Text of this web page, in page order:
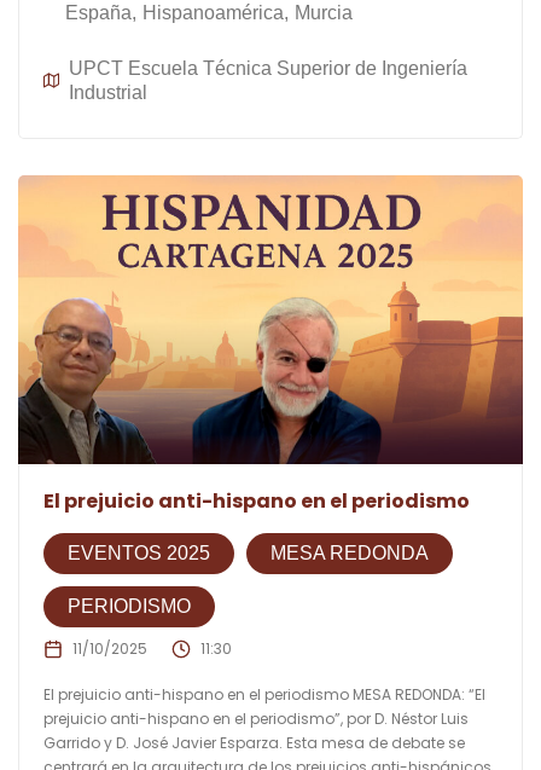
España Hispanoamérica Murcia
UPCT Escuela Técnica Superior de Ingeniería
Industrial
El prejuicio anti-hispano en el periodismo
EVENTOS 2025 MESA REDONDA
PERIODISMO
11/10/2025 11:30
El prejuicio anti-hispano en el periodismo MESA REDONDA: “El
prejuicio anti-hispano en el periodismo”, por D. Néstor Luis
Garrido y D. José Javier Esparza. Esta mesa de debate se